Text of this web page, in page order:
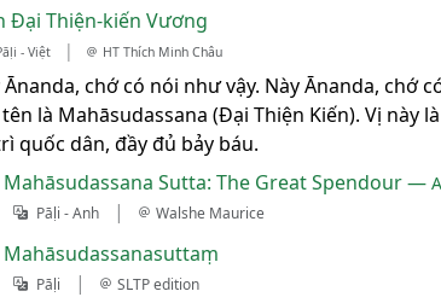
Ðại Thiện-kiến Vương
- Việt | HT Thích Minh Châu
Ānanda, chớ có nói như vậy. Này Ānanda,
là Mahāsudassana (Ðại Thiện Kiến). Vị
quốc dân, đầy đủ bảy báu.
Mahāsudassana Sutta: The Great Spendour —
Pāḷi - Anh | Walshe Maurice
Mahāsudassanasuttaṃ
Pāḷi | SLTP edition